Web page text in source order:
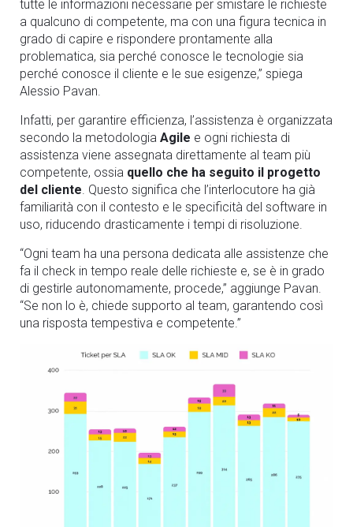
tutte le informazioni necessarie per smistare le richieste
a qualcuno di competente, ma con una figura tecnica in
grado di capire e rispondere prontamente alla
problematica, sia perché conosce le tecnologie sia
perché conosce il cliente e le sue esigenze,” spiega
Alessio Pavan.
Infatti, per garantire efficienza, l’assistenza è organizzata
secondo la metodologia Agile e ogni richiesta di
assistenza viene assegnata direttamente al team più
competente, ossia quello che ha seguito il progetto
del cliente. Questo significa che l’interlocutore ha già
familiarità con il contesto e le specificità del software in
uso, riducendo drasticamente i tempi di risoluzione.
“Ogni team ha una persona dedicata alle assistenze che
fa il check in tempo reale delle richieste e, se è in grado
di gestirle autonomamente, procede,” aggiunge Pavan.
“Se non lo è, chiede supporto al team, garantendo così
una risposta tempestiva e competente.”